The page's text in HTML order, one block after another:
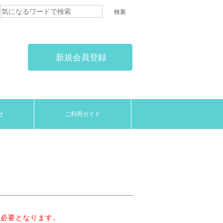
新規会員登録
ご利用ガイド
要となります。